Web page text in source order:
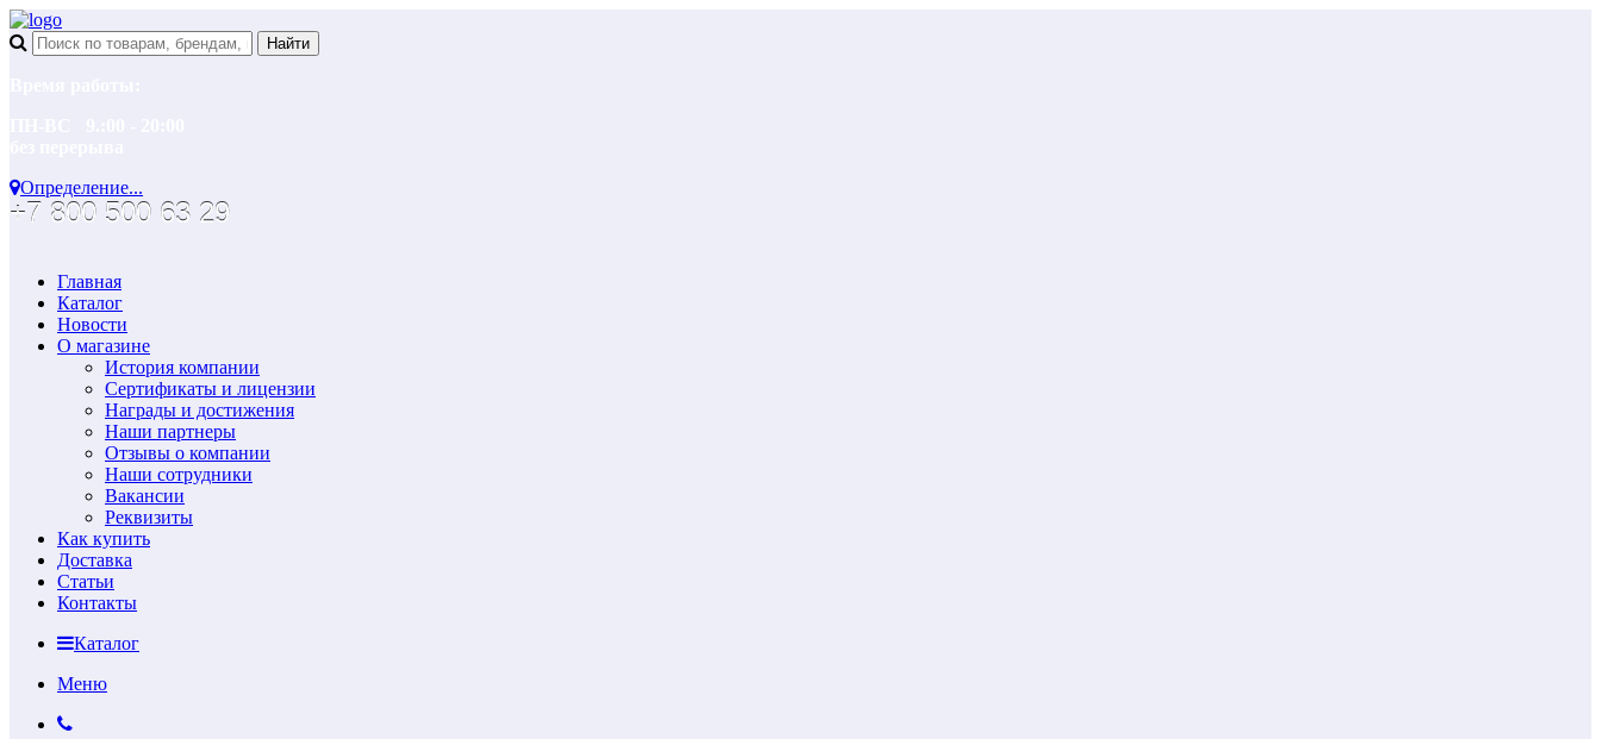
Определение...
+7 800 500 63 29
Главная
Каталог
Новости
О магазине
История компании
Сертификаты и лицензии
Награды и достижения
Наши партнеры
Отзывы о компании
Наши сотрудники
Вакансии
Реквизиты
Как купить
Доставка
Статьи
Контакты
Каталог
Меню